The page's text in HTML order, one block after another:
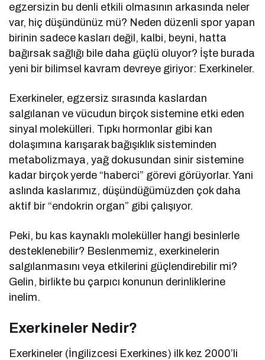
egzersizin bu denli etkili olmasının arkasında neler
var, hiç düşündünüz mü? Neden düzenli spor yapan
birinin sadece kasları değil, kalbi, beyni, hatta
bağırsak sağlığı bile daha güçlü oluyor? İşte burada
yeni bir bilimsel kavram devreye giriyor: Exerkineler.
Exerkineler, egzersiz sırasında kaslardan
salgılanan ve vücudun birçok sistemine etki eden
sinyal molekülleri. Tıpkı hormonlar gibi kan
dolaşımına karışarak bağışıklık sisteminden
metabolizmaya, yağ dokusundan sinir sistemine
kadar birçok yerde “haberci” görevi görüyorlar. Yani
aslında kaslarımız, düşündüğümüzden çok daha
aktif bir “endokrin organ” gibi çalışıyor.
Peki, bu kas kaynaklı moleküller hangi besinlerle
desteklenebilir? Beslenmemiz, exerkinelerin
salgılanmasını veya etkilerini güçlendirebilir mi?
Gelin, birlikte bu çarpıcı konunun derinliklerine
inelim.
Exerkineler Nedir?
Exerkineler (İngilizcesi Exerkines) ilk kez 2000’li